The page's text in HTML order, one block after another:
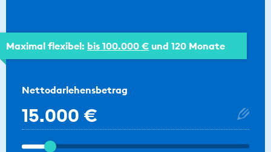
Maximal flexibel: bis 100.000 € und 120 Monate
Nettodarlehensbetrag
15.000 €